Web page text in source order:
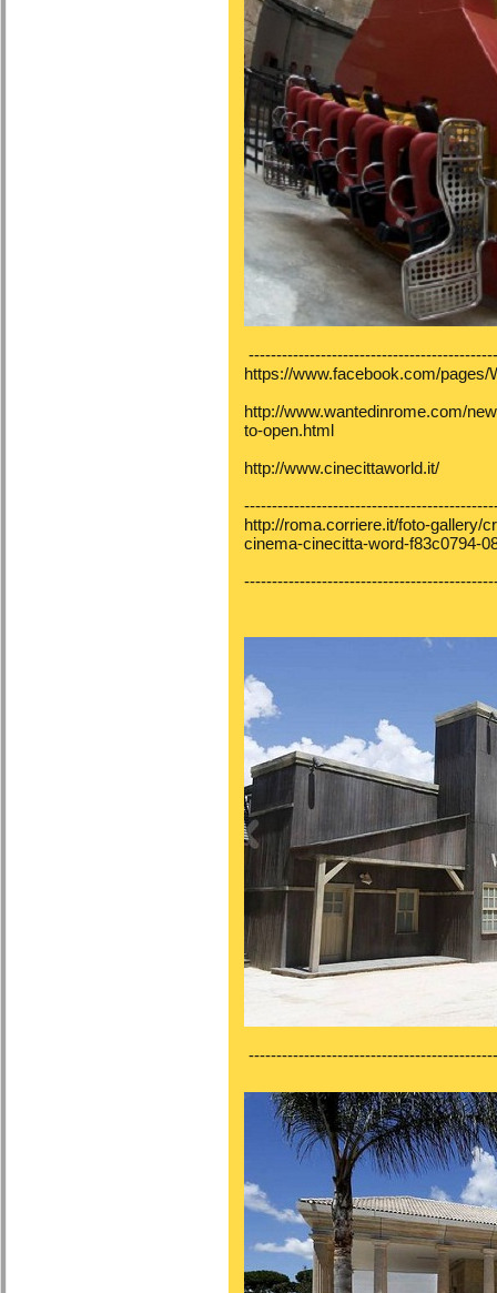
https://www.facebook.com/pages/
http://www.wantedinrome.com/
to-open.html
http://www.cinecittaworld.it/
http://roma.corriere.it/foto-gallery/
cinema-cinecitta-word-f83c0794-